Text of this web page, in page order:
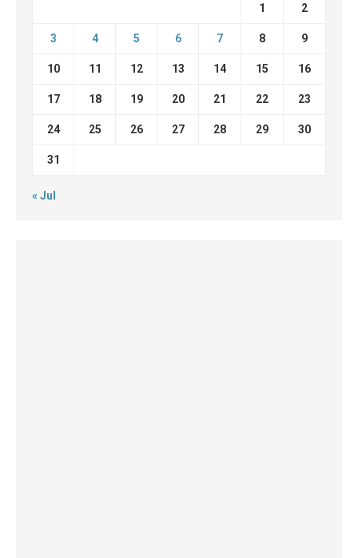
1 2
3 4 5 6 7 8 9
10 11 12 13 14 15 16
17 18 19 20 21 22 23
24 25 26 27 28 29 30
31
« Jul